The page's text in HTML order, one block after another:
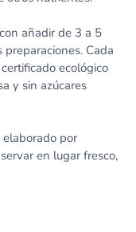
añadir de 3 a 5
Cada
ecológico
y sin azúcares
por
en lugar fresco,